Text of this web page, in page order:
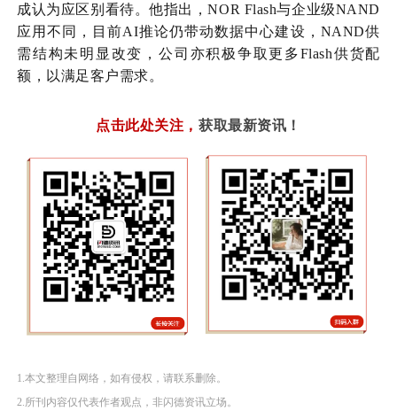
成认为应区别看待。他指出，NOR Flash与企业级NAND
应用不同，目前AI推论仍带动数据中心建设，NAND供
需结构未明显改变，公司亦积极争取更多Flash供货配
额，以满足客户需求。
点击此处关注 ， 获取最新资讯！
1.本文整理自网络，如有侵权，请联系删除。
2.所刊内容仅代表作者观点，非闪德资讯立场。